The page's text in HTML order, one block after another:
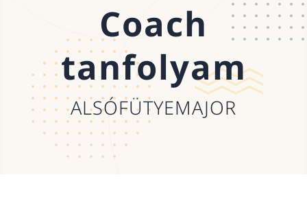
Coach
tanfolyam
ALSÓFÜTYEMAJOR